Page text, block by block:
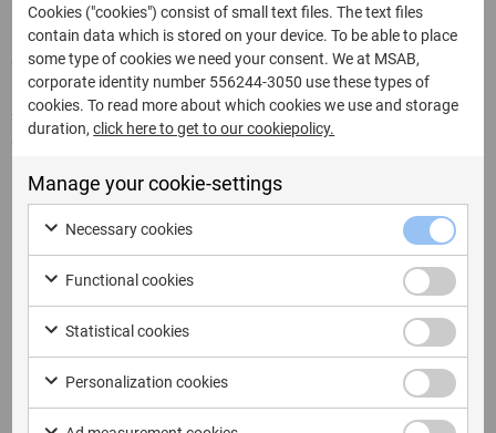
Il programma ed i titoli degli interventi verranno resi
disponibili nelle prossime settimane.
Fare clic qui per registrarsi e trovare ulteriori
informazioni.
Ordine del giorno
Registrazione Partecipanti
9:30
Introduzione
9:45
Ghennadii Konev & Giovanni Maria Castoldi con
l’intervento:“Non Solo FFS, Estrazioni Fisiche BFU
con XRY”
10:30 Coffee Break
10:45
Mattia Epifani con l’intervento:“Not So Private
Cookies ("cookies") consist of small text files. The text files
contain data which is stored on your device. To be able to place
some type of cookies we need your consent. We at MSAB,
corporate identity number 556244-3050 use these types of
cookies. To read more about which cookies we use and storage
duration,click here to get to our cookiepolicy.
Manage your cookie-settings
Necessary cookies
Functional cookies
Statistical cookies
Personalization cookies